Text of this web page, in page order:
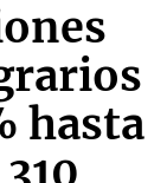
hasta